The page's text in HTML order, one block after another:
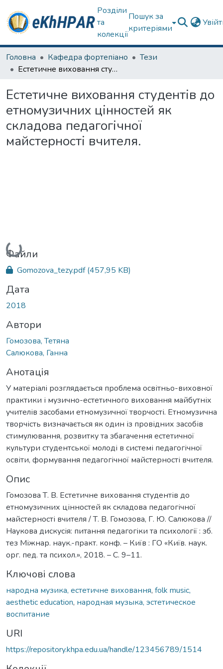
Розділи
та
колекції
Пошук за
критеріями
Головна Кафедра фортепіано
Тези
Естетичне виховання студентів до етномузичних цінностей як складова педагогічної майстерності вчителя.
Естетичне виховання студентів до
етномузичних цінностей як
складова педагогічної
майстерності вчителя.
Вантажиться...
Файли
Gomozova_tezy.pdf(457,95 KB)
Дата
2018
Автори
Гомозова, Тетяна
Салюкова, Ганна
Анотація
У матеріалі розглядається проблема освітньо-виховної
практики і музично-естетичного виховання майбутніх
учителів засобами етномузичної творчості. Етномузична
творчість визначається як один із провідних засобів
стимулювання, розвитку та збагачення естетичної
культури студентської молоді в системі педагогічної
освіти, формування педагогічної майстерності вчителя.
Опис
Гомозова Т. В. Естетичне виховання студентів до
етномузичних цінностей як складова педагогічної
майстерності вчителя / Т. В. Гомозова, Г. Ю. Салюкова //
Наукова дискусія: питання педагогіки та психології : зб.
тез Міжнар. наук.-практ. конф. – Київ : ГО «Київ. наук.
орг. пед. та психол.», 2018. – С. 9–11.
Ключові слова
народна музика, естетичне виховання, folk music,
aesthetic education, народная музыка, эстетическое
воспитание
URI
https://repository.khpa.edu.ua/handle/123456789/1514